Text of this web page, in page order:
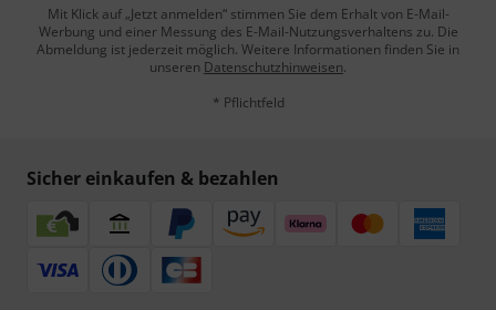
Mit Klick auf „Jetzt anmelden“ stimmen Sie dem Erhalt von E-Mail-
Werbung und einer Messung des E-Mail-Nutzungsverhaltens zu. Die
Abmeldung ist jederzeit möglich. Weitere Informationen finden Sie in
unseren Datenschutzhinweisen.
* Pflichtfeld
Sicher einkaufen & bezahlen